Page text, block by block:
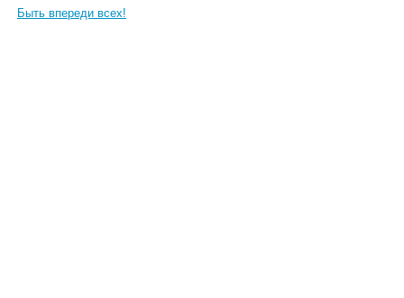
Быть впереди всех!